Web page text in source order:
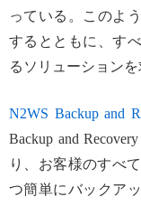
っている。このよ
するとともに、す
るソリューションを
N2WS Backup and
Backup and
り、お客様のすべ
つ簡単にバックア